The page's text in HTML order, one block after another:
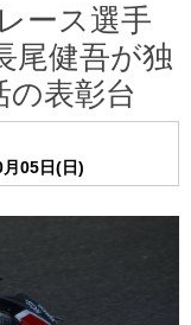
ース選手
尾健吾が独
の表彰台
05日(日)